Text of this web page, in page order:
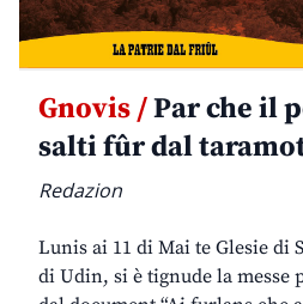
Gnovis /Par che il
salti fûr dal
Redazion
Lunis ai 11 di Mai te Glesie di
di Udin, si è tignude la messe